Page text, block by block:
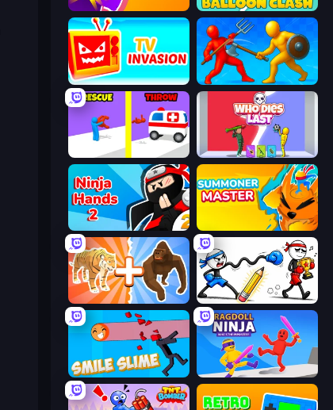
Time Control! Balloon Clash
TV Invasion Epic Sword Battle! Fight in Arena
Rescue Throw Who Dies Last?
Ninja Hands 2 Summoner Master
Animal DNA Run Doodle Smash
Smile Slime Ragdoll Ninja: Imposter Hero